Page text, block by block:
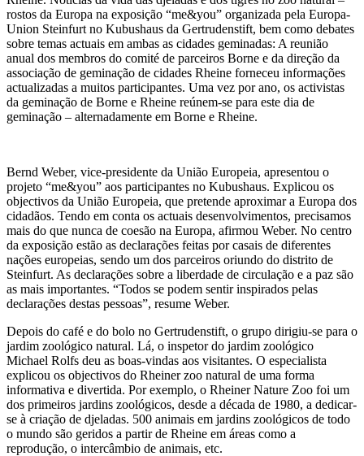
rostos da Europa na exposição “me&you” organizada pela Europa-
Union Steinfurt no Kubushaus da Gertrudenstift, bem como debates
sobre temas actuais em ambas as cidades geminadas: A reunião
anual dos membros do comité de parceiros Borne e da direção da
associação de geminação de cidades Rheine forneceu informações
actualizadas a muitos participantes. Uma vez por ano, os activistas
da geminação de Borne e Rheine reúnem-se para este dia de
geminação – alternadamente em Borne e Rheine.
Bernd Weber, vice-presidente da União Europeia, apresentou o
projeto “me&you” aos participantes no Kubushaus. Explicou os
objectivos da União Europeia, que pretende aproximar a Europa dos
cidadãos. Tendo em conta os actuais desenvolvimentos, precisamos
mais do que nunca de coesão na Europa, afirmou Weber. No centro
da exposição estão as declarações feitas por casais de diferentes
nações europeias, sendo um dos parceiros oriundo do distrito de
Steinfurt. As declarações sobre a liberdade de circulação e a paz são
as mais importantes. “Todos se podem sentir inspirados pelas
declarações destas pessoas”, resume Weber.
Depois do café e do bolo no Gertrudenstift, o grupo dirigiu-se para o
jardim zoológico natural. Lá, o inspetor do jardim zoológico
Michael Rolfs deu as boas-vindas aos visitantes. O especialista
explicou os objectivos do Rheiner zoo natural de uma forma
informativa e divertida. Por exemplo, o Rheiner Nature Zoo foi um
dos primeiros jardins zoológicos, desde a década de 1980, a dedicar-
se à criação de djeladas. 500 animais em jardins zoológicos de todo
o mundo são geridos a partir de Rheine em áreas como a
reprodução, o intercâmbio de animais, etc.